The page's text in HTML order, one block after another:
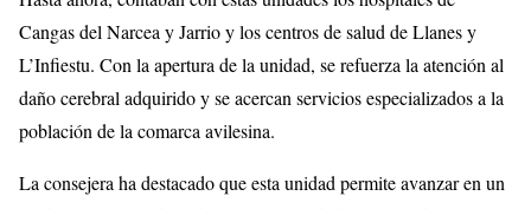
Cangas del Narcea y Jarrio y los centros de salud de Llanes y
L’Infiestu. Con la apertura de la unidad, se refuerza la atención al
daño cerebral adquirido y se acercan servicios especializados a la
población de la comarca avilesina.
La consejera ha destacado que esta unidad permite avanzar en un